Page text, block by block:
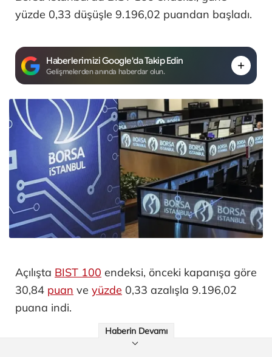
yüzde 0,33 düşüşle 9.196,02 puandan başladı.
Haberlerimizi Google'da Takip Edin
Gelişmelerden anında haberdar olun.
Açılışta BIST 100 endeksi, önceki kapanışa göre
30,84 puan ve yüzde 0,33 azalışla 9.196,02
puana indi.
Haberin Devamı